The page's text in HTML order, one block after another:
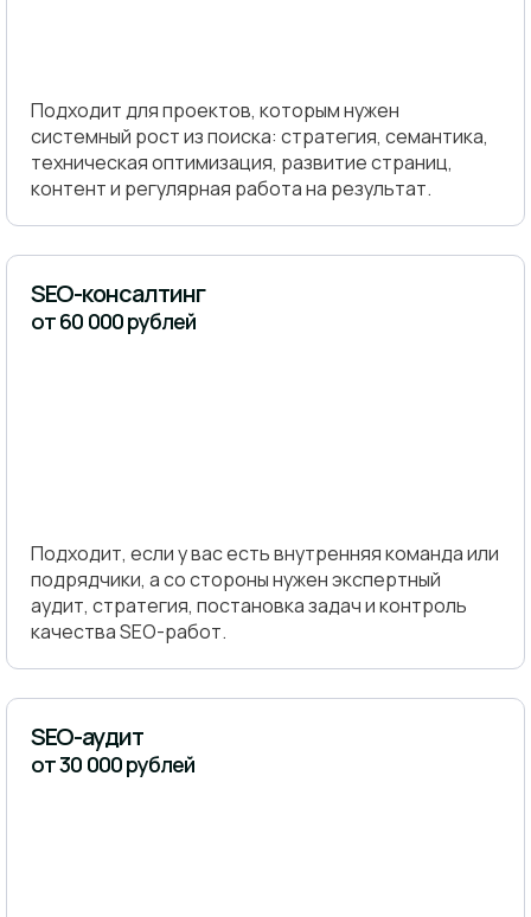
Подходит для проектов, которым нужен
системный рост из поиска: стратегия, семантика,
техническая оптимизация, развитие страниц,
контент и регулярная работа на результат.
SEO-консалтинг
от 60 000 рублей
Подходит, если у вас есть внутренняя команда или
подрядчики, а со стороны нужен экспертный
аудит, стратегия, постановка задач и контроль
качества SEO-работ.
SEO-аудит
от 30 000 рублей